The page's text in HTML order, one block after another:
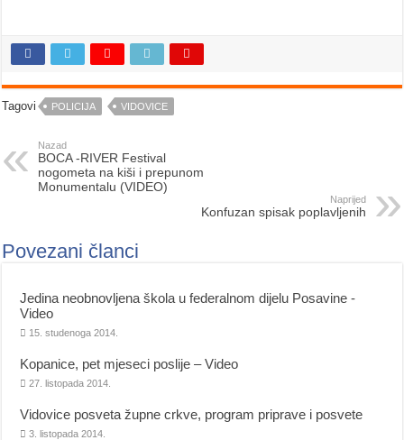
Tagovi POLICIJA VIDOVICE
Nazad
BOCA -RIVER Festival
nogometa na kiši i prepunom
Monumentalu (VIDEO)
Naprijed
Konfuzan spisak poplavljenih
Povezani članci
Jedina neobnovljena škola u federalnom dijelu Posavine -
Video
15. studenoga 2014.
Kopanice, pet mjeseci poslije – Video
27. listopada 2014.
Vidovice posveta župne crkve, program priprave i posvete
3. listopada 2014.